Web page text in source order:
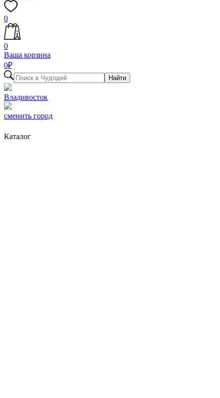
0
0
Ваша корзина
0₽
Найти
Владивосток
сменить город
Каталог